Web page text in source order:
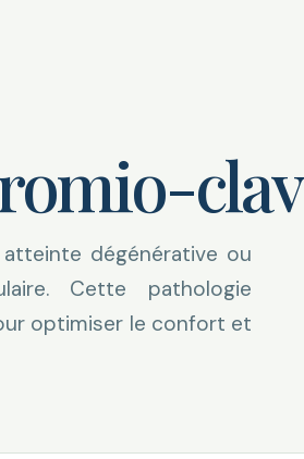
dégénérative ou
Cette pathologie
optimiser le confort et